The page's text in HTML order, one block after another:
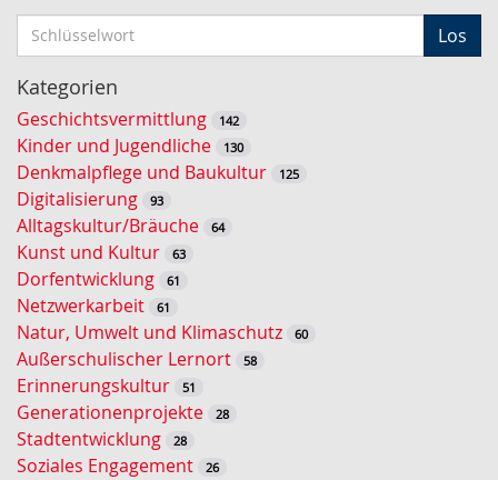
c
h
ü
s
s
e
l
w
o
r
t
-
S
u
c
Los
Kategorien
Geschichtsvermittlung 142
Kinder und Jugendliche 130
Denkmalpflege und Baukultur 125
Digitalisierung 93
Alltagskultur/Bräuche 64
Kunst und Kultur 63
Dorfentwicklung 61
Netzwerkarbeit 61
Natur, Umwelt und Klimaschutz 60
Außerschulischer Lernort 58
Erinnerungskultur 51
Generationenprojekte 28
Stadtentwicklung 28
Soziales Engagement 26